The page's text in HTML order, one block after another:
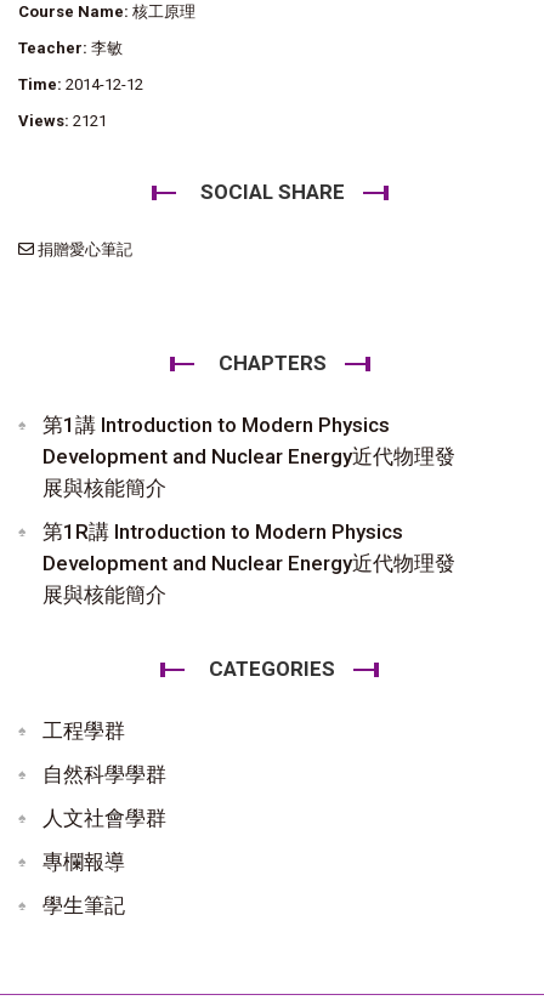
Course Name: 核工原理
Teacher: 李敏
Time: 2014-12-12
Views: 2121
SOCIAL SHARE
捐贈愛心筆記
CHAPTERS
第1講 Introduction to Modern Physics
Development and Nuclear Energy近代物理發
展與核能簡介
第1R講 Introduction to Modern Physics
Development and Nuclear Energy近代物理發
展與核能簡介
CATEGORIES
工程學群
自然科學學群
人文社會學群
專欄報導
學生筆記